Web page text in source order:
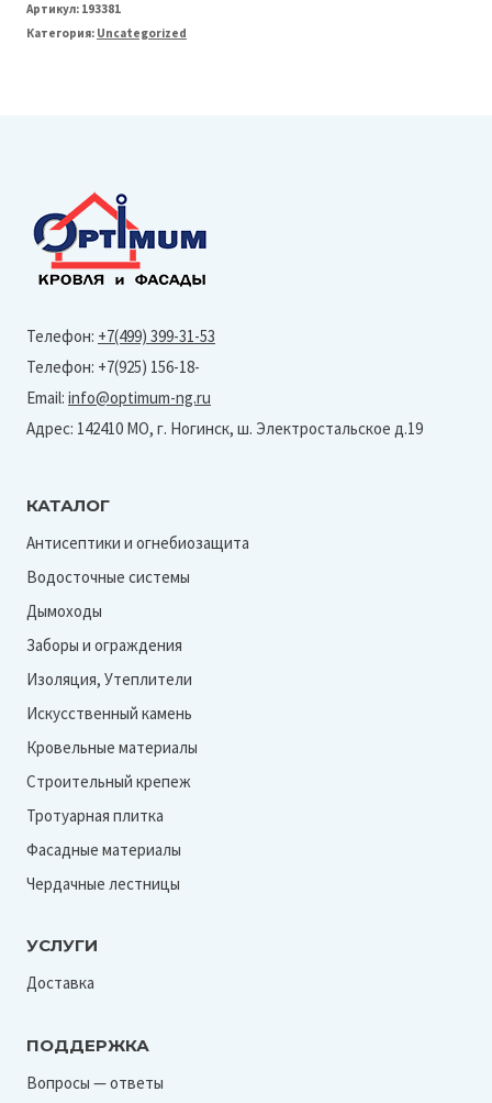
Артикул: 193381
Категория: Uncategorized
Телефон: +7(499) 399-31-53
Телефон: +7(925) 156-18-
Email: info@optimum-ng.ru
Адрес: 142410 МО, г. Ногинск, ш. Электростальское д.19
КАТАЛОГ
Антисептики и огнебиозащита
Водосточные системы
Дымоходы
Заборы и ограждения
Изоляция, Утеплители
Искусственный камень
Кровельные материалы
Строительный крепеж
Тротуарная плитка
Фасадные материалы
Чердачные лестницы
УСЛУГИ
Доставка
ПОДДЕРЖКА
Вопросы — ответы